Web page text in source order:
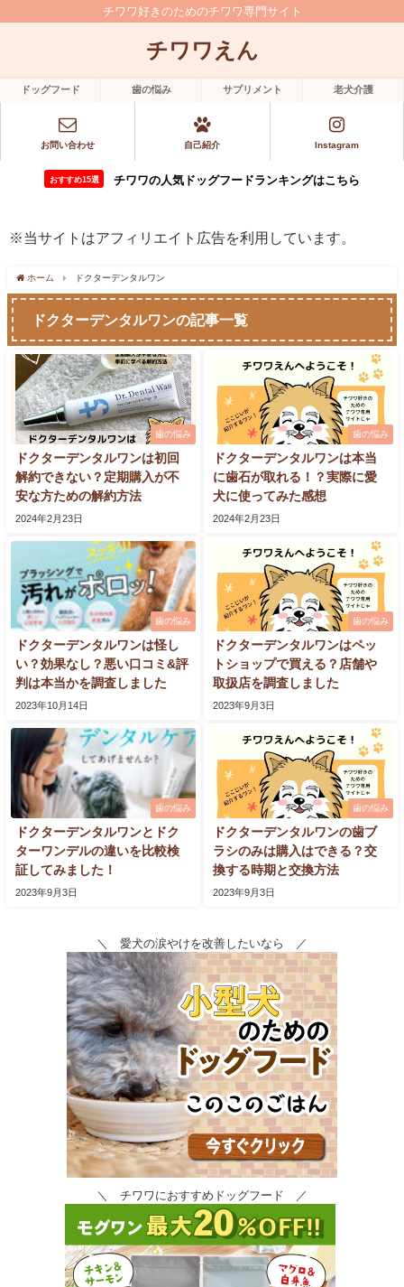
チワワ好きのためのチワワ専門サイト
チワワえん
ドッグフード 歯の悩み サプリメント 老犬介護
お問い合わせ 自己紹介 Instagram
おすすめ15選 チワワの人気ドッグフードランキングはこちら
※当サイトはアフィリエイト広告を利用しています。
ホーム ドクターデンタルワン
ドクターデンタルワンの記事一覧
歯の悩み
ドクターデンタルワンは初回
解約できない？定期購入が不
安な方ための解約方法
2024年2月23日
歯の悩み
ドクターデンタルワンは本当
に歯石が取れる！？実際に愛
犬に使ってみた感想
2024年2月23日
歯の悩み
ドクターデンタルワンは怪し
い？効果なし？悪い口コミ&評
判は本当かを調査しました
2023年10月14日
歯の悩み
ドクターデンタルワンはペッ
トショップで買える？店舗や
取扱店を調査しました
2023年9月3日
歯の悩み
ドクターデンタルワンとドク
ターワンデルの違いを比較検
証してみました！
2023年9月3日
歯の悩み
ドクターデンタルワンの歯ブ
ラシのみは購入はできる？交
換する時期と交換方法
2023年9月3日
＼ 愛犬の涙やけを改善したいなら ／
＼ チワワにおすすめドッグフード ／